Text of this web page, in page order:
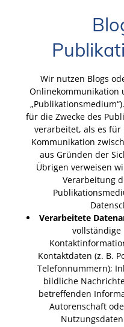
Wir nutzen Blogs
Onlinekommunikation
für die Zwecke des
verarbeitet, als es
Kommunikation
aus Gründen der
Übrigen verweisen
Verarbeitung
Verarbeitete
vollständige
Kontaktdaten (z. B.
Telefonnummern);
bildliche
betreffenden
Autorenschaft